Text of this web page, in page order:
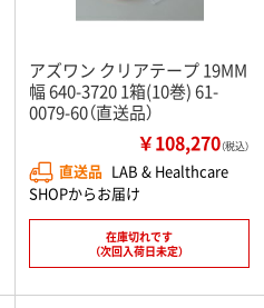
アズワン クリアテープ 19MM
幅 640-3720 1箱(10巻) 61-
0079-60（直送品）
￥108,270（税込）
直送品 LAB & Healthcare
SHOPからお届け
在庫切れです
（次回入荷日未定）